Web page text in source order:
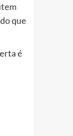
que
é